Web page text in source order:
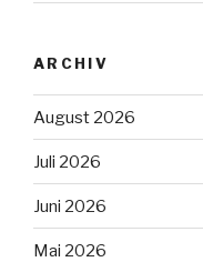
ARCHIV
August 2026
Juli 2026
Juni 2026
Mai 2026